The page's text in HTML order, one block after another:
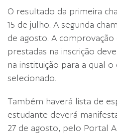
O resultado da primeira
15 de julho. A segunda
de agosto. A comprovação
prestadas na inscrição
na instituição para a qual
selecionado.
Também haverá lista de
estudante deverá
27 de agosto, pelo Portal